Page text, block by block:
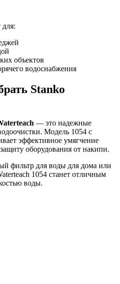
для:
объектов
водоснабжения
Stanko
— это надежные
Модель 1054 с
эффективное умягчение
оборудования от накипи.
фильтр для воды для дома или
1054 станет отличным
воды.